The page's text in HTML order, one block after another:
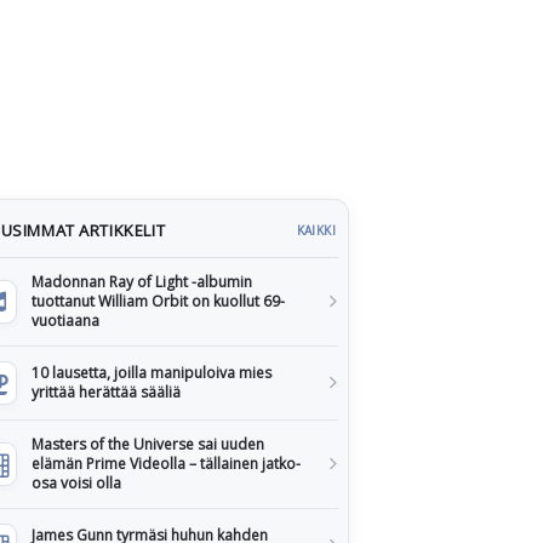
ARTIKKELIT KAIKKI
Madonnan Ray of Light -albumin
tuottanut William Orbit on kuollut 69-
vuotiaana
10 lausetta, joilla manipuloiva mies
yrittää herättää sääliä
Masters of the Universe sai uuden
elämän Prime Videolla – tällainen jatko-
osa voisi olla
James Gunn tyrmäsi huhun kahden